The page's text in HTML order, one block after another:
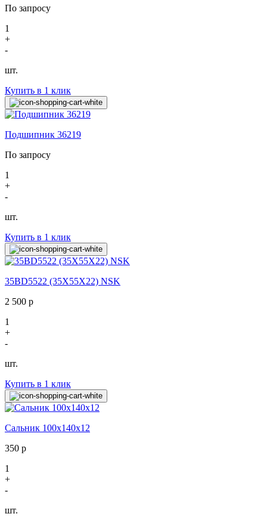
По запросу
1
+
-
шт.
Купить в 1 клик
Подшипник 36219
По запросу
1
+
-
шт.
Купить в 1 клик
35BD5522 (35X55X22) NSK
2 500 р
1
+
-
шт.
Купить в 1 клик
Сальник 100х140х12
350 р
1
+
-
шт.